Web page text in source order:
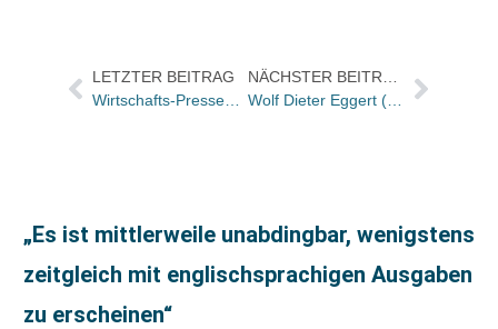
LETZTER BEITRAG
Wirtschafts-Pressegespräch: Buchbranche stabil
NÄCHSTER BEITRAG
Wolf Dieter Eggert (60)
„Es ist mittlerweile unabdingbar, wenigstens
zeitgleich mit englischsprachigen Ausgaben
zu erscheinen“